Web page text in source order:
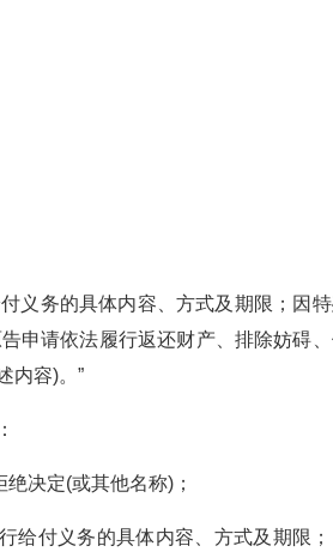
义务的具体内容、方式及期限；因
申请依法履行返还财产、排除妨碍
内容)。”
决定(或其他名称)；
给付义务的具体内容、方式及期限